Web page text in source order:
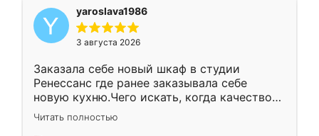
yaroslava1986
3 августа 2026
Заказала себе новый шкаф в студии
Ренессанс где ранее заказывала себе
новую кухню.Чего искать, когда качеством
вполне довольна. Служит кухня уже почти
два года, нареканий нет.
Читать полностью